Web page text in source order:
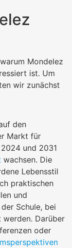
Mondelez
ist. Um
wir zunächst
den
Markt für
und 2031
wachsen. Die
Lebensstil
praktischen
und
Schule, bei
Darüber
oder